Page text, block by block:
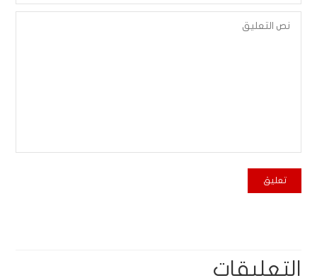
التعليقات